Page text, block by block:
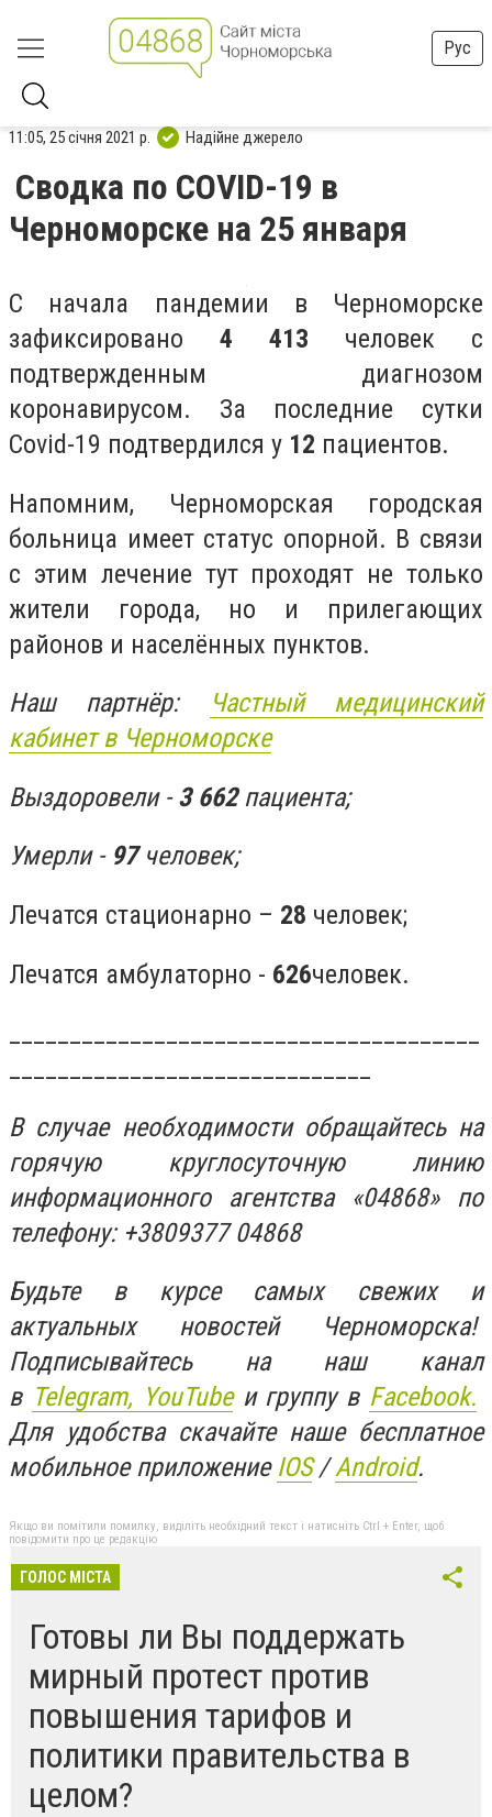
Рус
11:05, 25 січня 2021 р. Надійне джерело
Сводка по COVID-19 в
Черноморске на 25 января
С начала пандемии в Черноморске
зафиксировано 4 413 человек с
подтвержденным диагнозом
коронавирусом. За последние сутки
Covid-19 подтвердился у 12 пациентов.
Напомним, Черноморская городская
больница имеет статус опорной. В связи
с этим лечение тут проходят не только
жители города, но и прилегающих
районов и населённых пунктов.
Наш партнёр:
Частный медицинский
кабинет в Черноморске
Выздоровели -3 662пациента;
Умерли - 97человек;
Лечатся стационарно – 28 человек;
Лечатся амбулаторно - 626человек.
В случае необходимости обращайтесь на
горячую круглосуточную линию
информационного агентства «04868» по
телефону: +3809377 04868
Будьте в курсе самых свежих и
актуальных новостей Черноморска!
Подписывайтесь на наш канал
в Telegram, YouTubeи группу в Facebook.
Для удобства скачайте наше бесплатное
мобильное приложение IOS/Android.
Якщо ви помітили помилку, виділіть необхідний текст і натисніть Ctrl + Enter, щоб
повідомити про це редакцію
ГОЛОС МІСТА
Готовы ли Вы поддержать
мирный протест против
повышения тарифов и
политики правительства в
целом?